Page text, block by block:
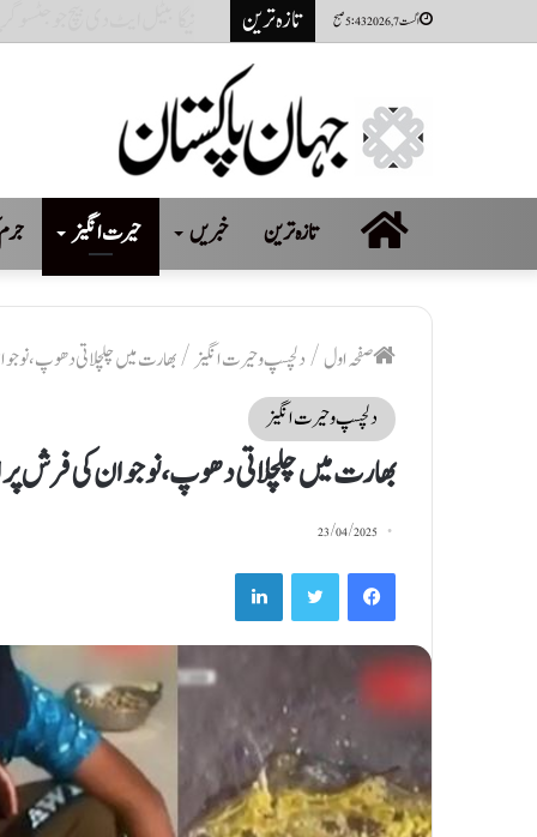
اگست 7, 2026 5:43 صبح تازہ ترین
صفحہ
اول
تازہ ترین خبریں حیرت انگیز
صفحہ اول /دلچسپ و حیرت انگیز/بھارت میں چلچلاتی دھوپ،
دلچسپ و حیرت انگیز
بھارت میں چلچلاتی دھوپ، نوجوان کی فرش پر
23/04/2025
Facebook
Twitter
LinkedIn